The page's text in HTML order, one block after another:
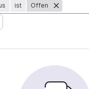
history
ist Offen